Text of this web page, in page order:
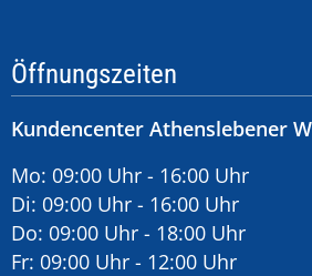
Öffnungszeiten
Kundencenter Athenslebener
Mo: 09:00 Uhr - 16:00 Uhr
Di: 09:00 Uhr - 16:00 Uhr
Do: 09:00 Uhr - 18:00 Uhr
Fr: 09:00 Uhr - 12:00 Uhr